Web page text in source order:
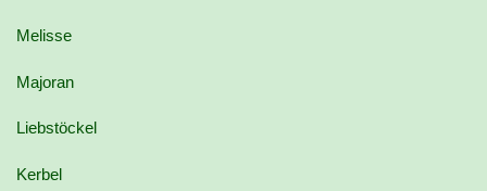
Melisse
Majoran
Liebstöckel
Kerbel